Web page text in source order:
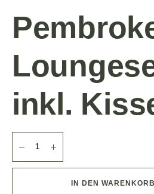
inkl.
IN DEN